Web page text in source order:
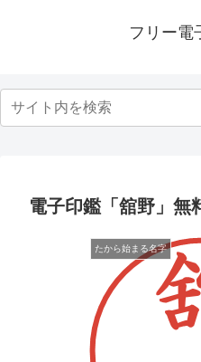
フリー電
電子印鑑「舘野」無
たから始まる名字